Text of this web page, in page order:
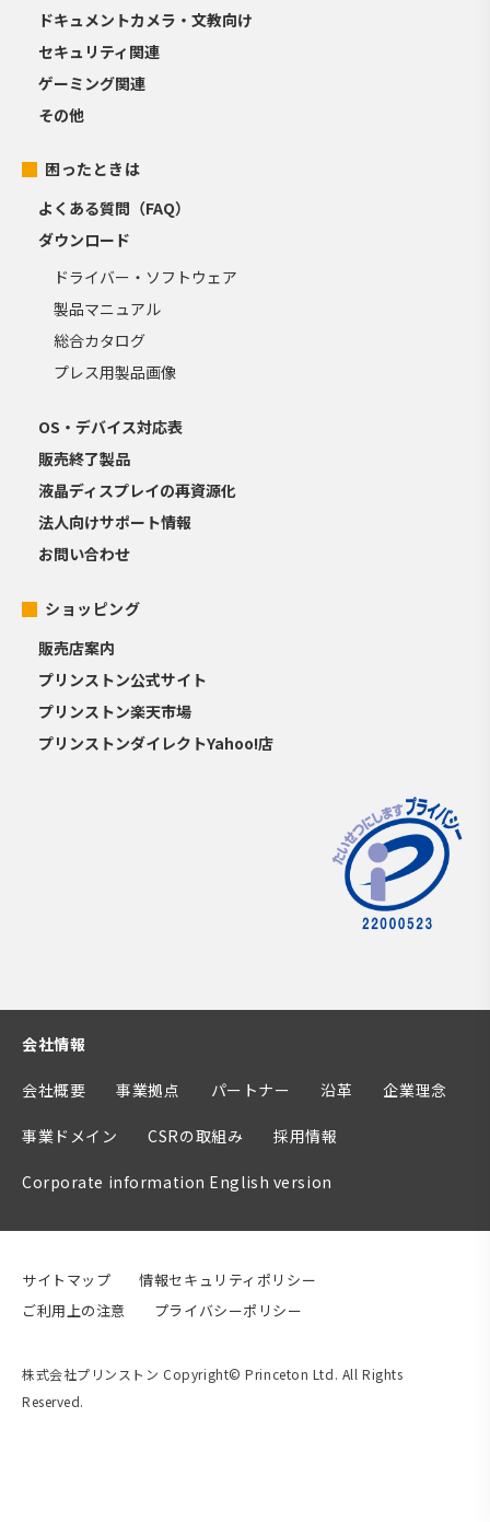
ドキュメントカメラ・文教向け
セキュリティ関連
ゲーミング関連
その他
困ったときは
よくある質問（FAQ）
ダウンロード
ドライバー・ソフトウェア
製品マニュアル
総合カタログ
プレス用製品画像
OS・デバイス対応表
販売終了製品
液晶ディスプレイの再資源化
法人向けサポート情報
お問い合わせ
ショッピング
販売店案内
プリンストン公式サイト
プリンストン楽天市場
プリンストンダイレクトYahoo!店
会社情報
会社概要 事業拠点 パートナー 沿革 企業理念
事業ドメイン CSRの取組み 採用情報
Corporate information English version
サイトマップ
情報セキュリティポリシー
ご利用上の注意
プライバシーポリシー
株式会社プリンストン Copyright© Princeton Ltd. All Rights
Reserved.